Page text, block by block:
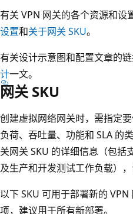
有关 VPN 网关的各个资源和设
设置和关于网关 SKU。
有关设计示意图和配置文章的
计一文。
网关 SKU
创建虚拟网络网关时，需指定
负荷、吞吐量、功能和 SLA 的
关网关 SKU 的详细信息（包括
及生产和开发测试工作负载）
以下 SKU 可用于部署新的
项，建议用于所有新部署。